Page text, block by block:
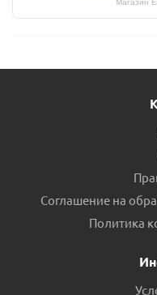
Магазин
Соглашение на
Политика